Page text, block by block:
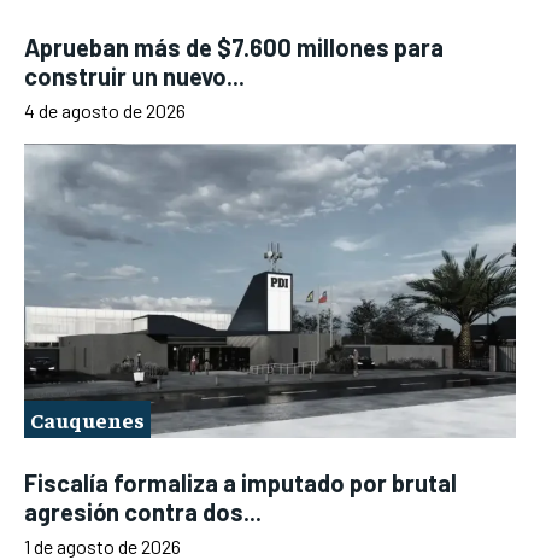
Aprueban más de $7.600 millones para
construir un nuevo...
4 de agosto de 2026
Cauquenes
Fiscalía formaliza a imputado por brutal
agresión contra dos...
1 de agosto de 2026